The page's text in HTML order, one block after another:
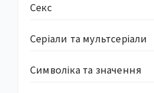
Секс
Серіали та мультсеріали
Символіка та значення